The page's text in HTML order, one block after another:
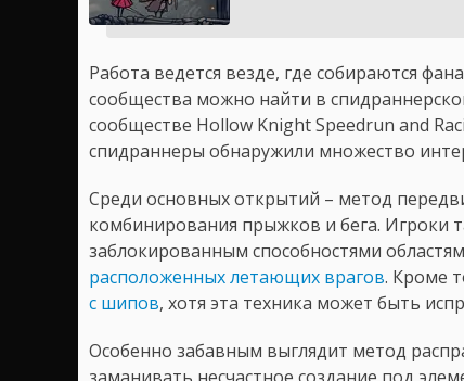
Работа ведется везде, где собираются
сообщества можно найти в
сообществе Hollow Knight Speedrun and
спидраннеры обнаружили множество
Среди основных открытий – метод
комбинирования прыжков и бега. Игроки
заблокированным способностями
расположенных летающих врагов. Кроме
с шипов, хотя эта техника может быть
Особенно забавным выглядит метод